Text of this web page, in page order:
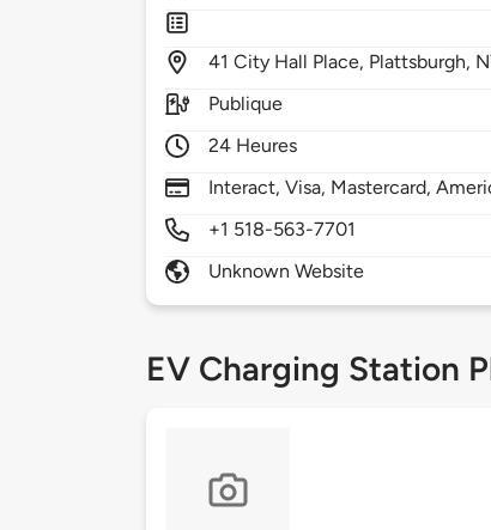
41City Hall Place, Plattsburgh,
Publique
24 Heures
Interact, Visa, Mastercard,
+1 518-563-7701
Unknown Website
EV Charging Station